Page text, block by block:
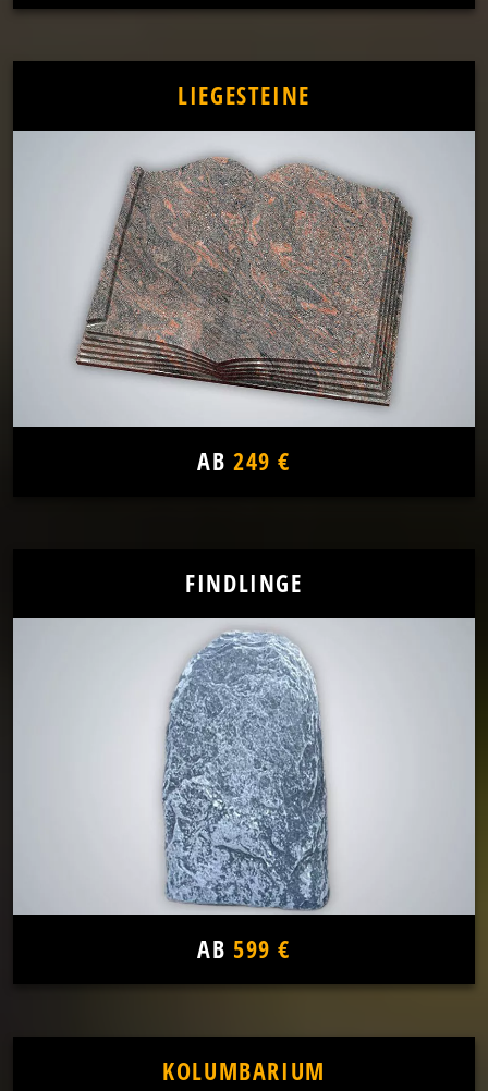
LIEGESTEINE
AB 249 €
FINDLINGE
AB 599 €
KOLUMBARIUM